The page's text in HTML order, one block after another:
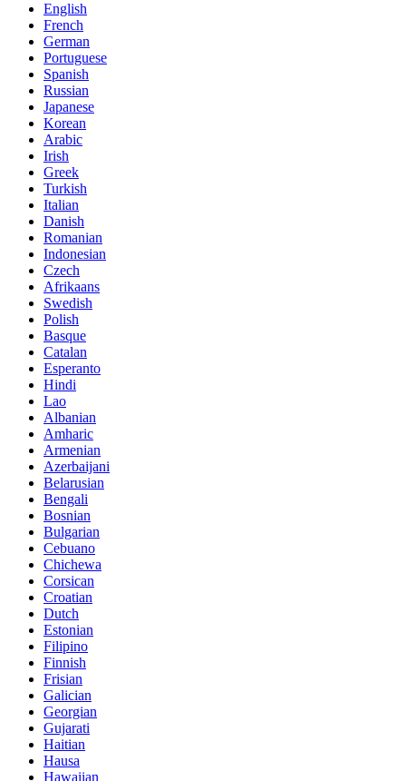
English
French
German
Portuguese
Spanish
Russian
Japanese
Korean
Arabic
Irish
Greek
Turkish
Italian
Danish
Romanian
Indonesian
Czech
Afrikaans
Swedish
Polish
Basque
Catalan
Esperanto
Hindi
Lao
Albanian
Amharic
Armenian
Azerbaijani
Belarusian
Bengali
Bosnian
Bulgarian
Cebuano
Chichewa
Corsican
Croatian
Dutch
Estonian
Filipino
Finnish
Frisian
Galician
Georgian
Gujarati
Haitian
Hausa
Hawaiian